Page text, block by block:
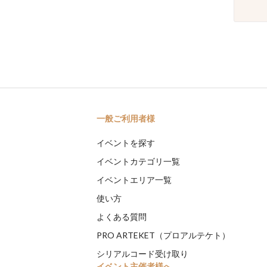
一般ご利用者様
イベントを探す
イベントカテゴリ一覧
イベントエリア一覧
使い方
よくある質問
PRO ARTEKET（プロアルテケト）
シリアルコード受け取り